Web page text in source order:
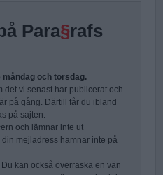
Para§rafs
och torsdag.
det vi senast har publicerat och
på gång. Därtill får du ibland
på sajten.
och lämnar inte ut
mejladress hamnar inte på
kan också överraska en vän